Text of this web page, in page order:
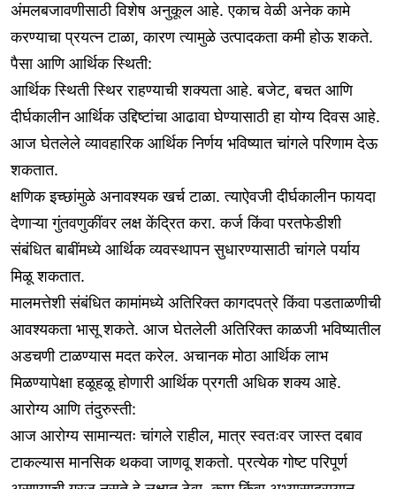
अंमलबजावणीसाठी विशेष अनुकूल आहे. एकाच वेळी अनेक कामे
करण्याचा प्रयत्न टाळा, कारण त्यामुळे उत्पादकता कमी होऊ शकते.
पैसा आणि आर्थिक स्थिती:
आर्थिक स्थिती स्थिर राहण्याची शक्यता आहे. बजेट, बचत आणि
दीर्घकालीन आर्थिक उद्दिष्टांचा आढावा घेण्यासाठी हा योग्य दिवस आहे.
आज घेतलेले व्यावहारिक आर्थिक निर्णय भविष्यात चांगले परिणाम देऊ
शकतात.
क्षणिक इच्छांमुळे अनावश्यक खर्च टाळा. त्याऐवजी दीर्घकालीन फायदा
देणाऱ्या गुंतवणुकींवर लक्ष केंद्रित करा. कर्ज किंवा परतफेडीशी
संबंधित बाबींमध्ये आर्थिक व्यवस्थापन सुधारण्यासाठी चांगले पर्याय
मिळू शकतात.
मालमत्तेशी संबंधित कामांमध्ये अतिरिक्त कागदपत्रे किंवा पडताळणीची
आवश्यकता भासू शकते. आज घेतलेली अतिरिक्त काळजी भविष्यातील
अडचणी टाळण्यास मदत करेल. अचानक मोठा आर्थिक लाभ
मिळण्यापेक्षा हळूहळू होणारी आर्थिक प्रगती अधिक शक्य आहे.
आरोग्य आणि तंदुरुस्ती:
आज आरोग्य सामान्यतः चांगले राहील, मात्र स्वतःवर जास्त दबाव
टाकल्यास मानसिक थकवा जाणवू शकतो. प्रत्येक गोष्ट परिपूर्ण